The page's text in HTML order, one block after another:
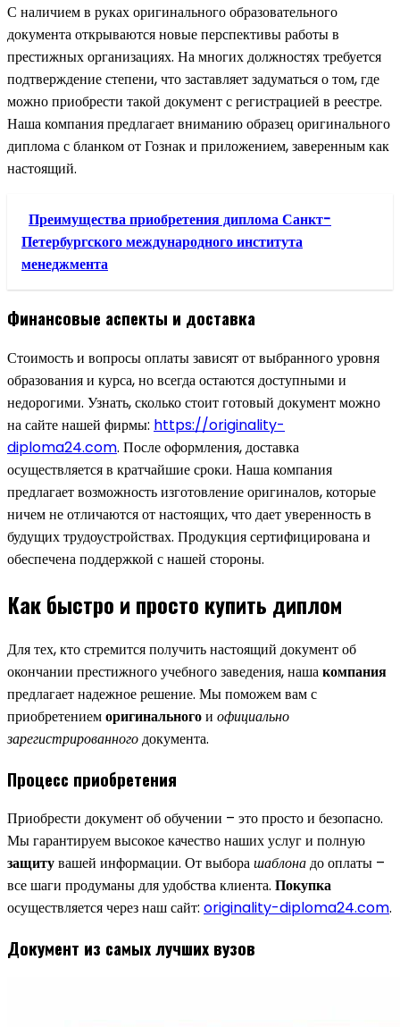
С наличием в руках оригинального образовательного
документа открываются новые перспективы работы в
престижных организациях. На многих должностях требуется
подтверждение степени, что заставляет задуматься о том, где
можно приобрести такой документ с регистрацией в реестре.
Наша компания предлагает вниманию образец оригинального
диплома с бланком от Гознак и приложением, заверенным как
настоящий.
Преимущества приобретения диплома Санкт-
Петербургского международного института
менеджмента
Финансовые аспекты и доставка
Стоимость и вопросы оплаты зависят от выбранного уровня
образования и курса, но всегда остаются доступными и
недорогими. Узнать, сколько стоит готовый документ можно
на сайте нашей фирмы: https://originality-
diploma24.com. После оформления, доставка
осуществляется в кратчайшие сроки. Наша компания
предлагает возможность изготовление оригиналов, которые
ничем не отличаются от настоящих, что дает уверенность в
будущих трудоустройствах. Продукция сертифицирована и
обеспечена поддержкой с нашей стороны.
Как быстро и просто купить диплом
Для тех, кто стремится получить настоящий документ об
окончании престижного учебного заведения, нашакомпания
предлагает надежное решение. Мы поможем вам с
приобретениеморигинальногои официально
зарегистрированногодокумента.
Процесс приобретения
Приобрести документ об обучении – это просто и безопасно.
Мы гарантируем высокое качество наших услуг и полную
защитувашей информации. От выборашаблонадо оплаты –
все шаги продуманы для удобства клиента. Покупка
осуществляется через наш сайт: originality-diploma24.com.
Документ из самых лучших вузов